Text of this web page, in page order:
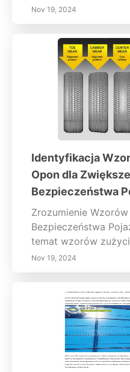
Nov 19, 2024
Identyfikacja
Opon dla
Bezpieczeństwa
Zrozumienie
Bezpieczeństwa
temat wzorów
wydajność i
informacyjny artykuł
nierównomierne
zużycie na
wyjaśniając ich
się, jak regularne
ciśnienie oraz
Nov 19, 2024